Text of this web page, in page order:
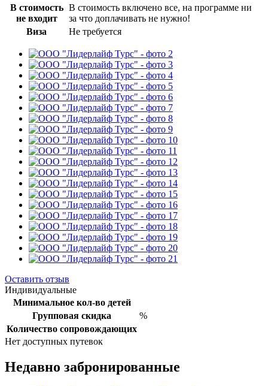
В стоимость
не входит
В стоимость включено все, на программе ни
за что доплачивать не нужно!
Виза
Не требуется
Оставить отзыв
Индивидуальные
Минимальное кол-во детей
Групповая скидка
%
Количество сопровождающих
Нет доступных путевок
Недавно забронированные